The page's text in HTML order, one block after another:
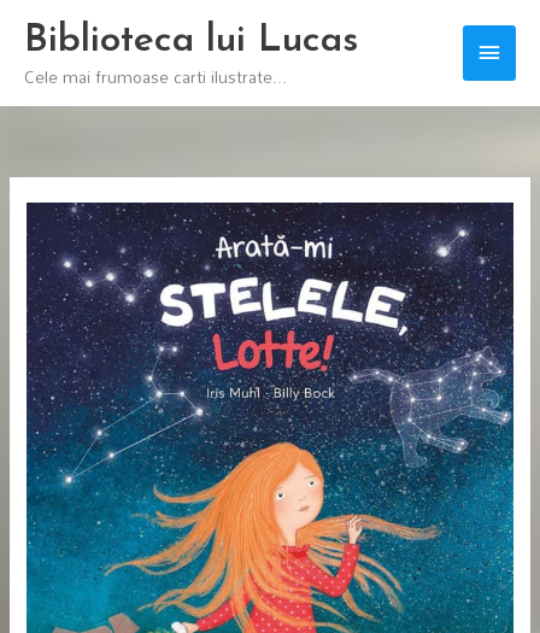
Skip
content
Biblioteca lui Lucas
Cele mai frumoase carti ilustrate...
Main